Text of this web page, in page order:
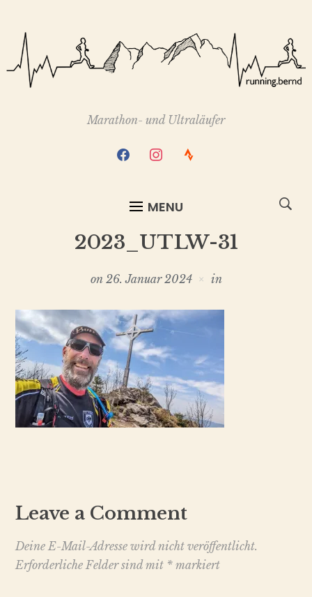
Marathon- und Ultraläufer
facebookinstagram
strava
MENU
2023_UTLW-31
on 26. Januar 2024 in
Leave a Comment
Deine E-Mail-Adresse wird nicht veröffentlicht.
Erforderliche Felder sind mit *markiert